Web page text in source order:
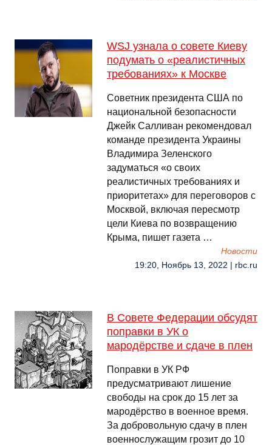
WSJ узнала о совете Киеву
подумать о «реалистичных
требованиях» к Москве
Советник президента США по
национальной безопасности
Джейк Салливан рекомендовал
команде президента Украины
Владимира Зеленского
задуматься «о своих
реалистичных требованиях и
приоритетах» для переговоров с
Москвой, включая пересмотр
цели Киева по возвращению
Крыма, пишет газета …
Новости
19:20, Ноябрь 13, 2022 | rbc.ru
В Совете Федерации обсудят
поправки в УК о
мародёрстве и сдаче в плен
Поправки в УК РФ
предусматривают лишение
свободы на срок до 15 лет за
мародёрство в военное время.
За добровольную сдачу в плен
военнослужащим грозит до 10